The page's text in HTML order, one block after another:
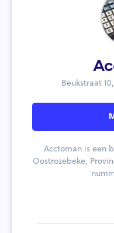
Beukstraat
Acctoman is een
Oostrozebeke,